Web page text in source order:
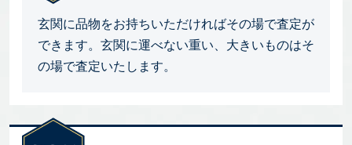
玄関に品物をお持ちいただければその場で査定が
できます。玄関に運べない重い、大きいものはそ
の場で査定いたします。